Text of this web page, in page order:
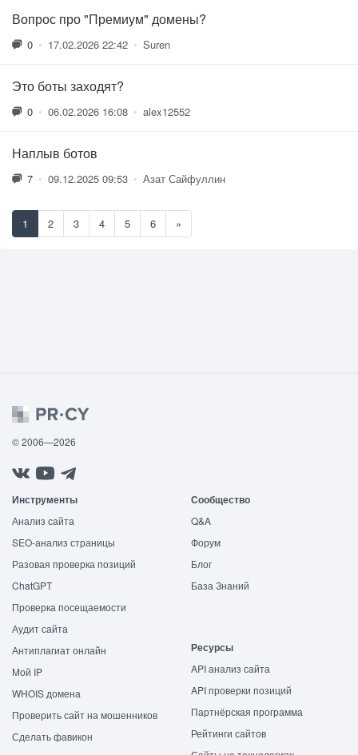
Вопрос про "Премиум" домены?
0 • 17.02.2026 22:42 • Suren
Это боты заходят?
0 • 06.02.2026 16:08 • alex12552
Наплыв ботов
7 • 09.12.2025 09:53 • Азат Сайфуллин
1 2 3 4 5 6 »
© 2006—2026
Инструменты
Анализ сайта
SEO-анализ страницы
Разовая проверка позиций
ChatGPT
Проверка посещаемости
Аудит сайта
Антиплагиат онлайн
Мой IP
WHOIS домена
Проверить сайт на мошенников
Сделать фавикон
Сообщество
Q&A
Форум
Блог
База Знаний
Ресурсы
API анализ сайта
API проверки позиций
Партнёрская программа
Рейтинги сайтов